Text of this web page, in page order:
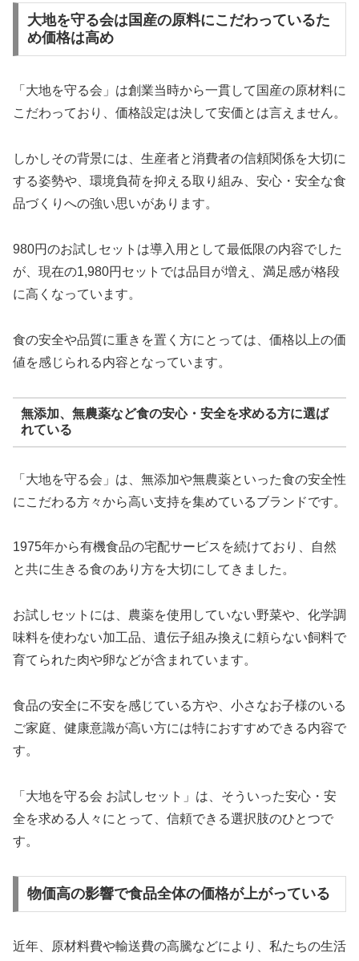
大地を守る会は国産の原料にこだわっているた
め価格は高め
「大地を守る会」は創業当時から一貫して国産の原材料に
こだわっており、価格設定は決して安価とは言えません。
しかしその背景には、生産者と消費者の信頼関係を大切に
する姿勢や、環境負荷を抑える取り組み、安心・安全な食
品づくりへの強い思いがあります。
980円のお試しセットは導入用として最低限の内容でした
が、現在の1,980円セットでは品目が増え、満足感が格段
に高くなっています。
食の安全や品質に重きを置く方にとっては、価格以上の価
値を感じられる内容となっています。
無添加、無農薬など食の安心・安全を求める方に選ば
れている
「大地を守る会」は、無添加や無農薬といった食の安全性
にこだわる方々から高い支持を集めているブランドです。
1975年から有機食品の宅配サービスを続けており、自然
と共に生きる食のあり方を大切にしてきました。
お試しセットには、農薬を使用していない野菜や、化学調
味料を使わない加工品、遺伝子組み換えに頼らない飼料で
育てられた肉や卵などが含まれています。
食品の安全に不安を感じている方や、小さなお子様のいる
ご家庭、健康意識が高い方には特におすすめできる内容で
す。
「大地を守る会 お試しセット」は、そういった安心・安
全を求める人々にとって、信頼できる選択肢のひとつで
す。
物価高の影響で食品全体の価格が上がっている
近年、原材料費や輸送費の高騰などにより、私たちの生活